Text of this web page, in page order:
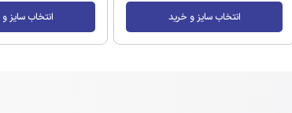
انتخاب سایز و خرید انتخاب سایز